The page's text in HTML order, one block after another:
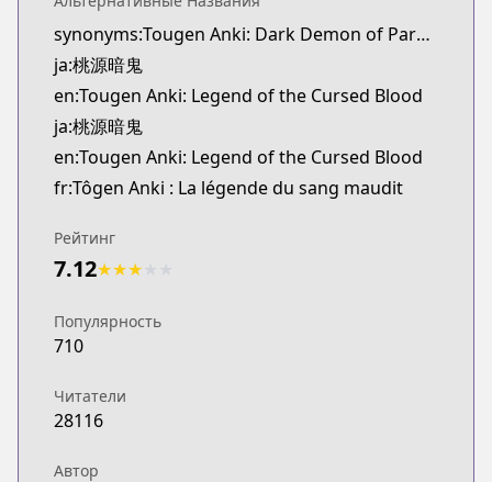
Kitsu
https://kitsu.app/manga/59155
MangaUpdates
MangaUpdates
https://www.mangaupdates.com/
Book☆Walker
Book☆Walker
https://bookwalker.jp/series/267197/list
Official English
https://yenpress.com/series/tougen-anki-legend-
synonyms:Tougen Anki: Dark Demon of Paradise
ja:桃源暗鬼
en:Tougen Anki: Legend of the Cursed Blood
ja:桃源暗鬼
en:Tougen Anki: Legend of the Cursed Blood
fr:Tôgen Anki : La légende du sang maudit
Рейтинг
7.12★★★
Популярность
710
Читатели
28116
Автор